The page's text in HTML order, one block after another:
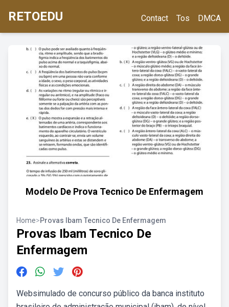
RETOEDU Contact Tos DMCA
Modelo De Prova Tecnico De Enfermagem
Home>Provas Ibam Tecnico De Enfermagem
Provas Ibam Tecnico De
Enfermagem
Websimulado de concurso público da banca instituto